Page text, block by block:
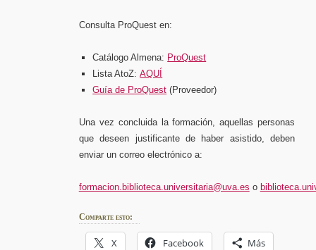
Consulta ProQuest en:
Catálogo Almena: ProQuest
Lista AtoZ:AQUÍ
Guía de ProQuest (Proveedor)
Una vez concluida la formación, aquellas personas
que deseen justificante de haber asistido, deben
enviar un correo electrónico a:
formacion.biblioteca.universitaria@uva.es o
Comparte esto:
X Facebook Más